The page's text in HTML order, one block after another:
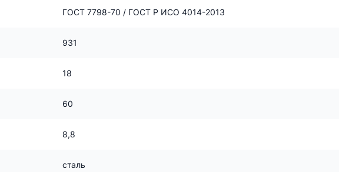
ГОСТ 7798-70 / ГОСТ Р ИСО 4014-2013
931
18
60
8,8
сталь